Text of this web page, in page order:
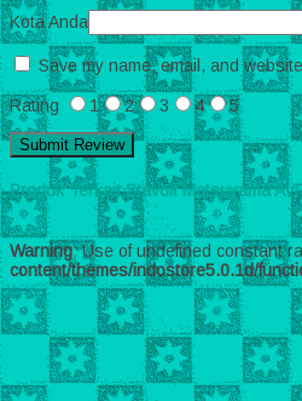
Kota Anda
Save my name, email, and
Rating 1 2 3 4 5
Produk Terkait Stavolt Matsuyama
Warning: Use of undefined constant
content/themes/indostore5.0.1d/